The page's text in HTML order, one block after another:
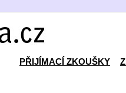
PŘIJÍMACÍ ZKOUŠKY